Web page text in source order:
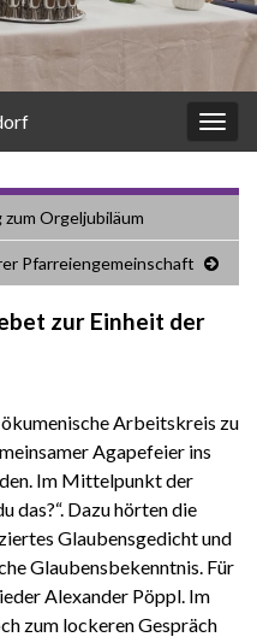
Orgeljubiläum
Pfarreiengemeinschaft
zur Einheit der
Arbeitskreis zu
Agapefeier ins
Im Mittelpunkt der
das?“. Dazu hörten die
Glaubensgedicht und
Glaubensbekenntnis. Für
Alexander Pöppl. Im
zum lockeren Gespräch